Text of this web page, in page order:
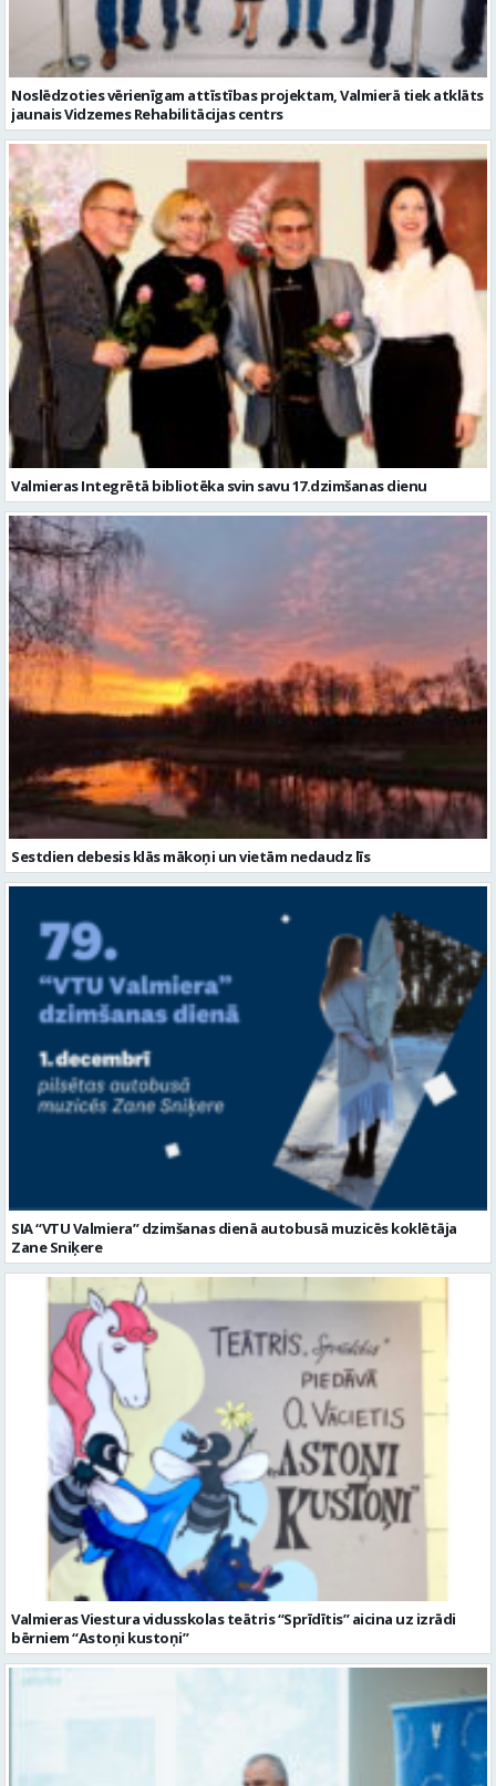
Noslēdzoties vērienīgam attīstības projektam, Valmierā tiek atklāts
jaunais Vidzemes Rehabilitācijas centrs
Valmieras Integrētā bibliotēka svin savu 17.dzimšanas dienu
Sestdien debesis klās mākoņi un vietām nedaudz līs
SIA “VTU Valmiera” dzimšanas dienā autobusā muzicēs koklētāja
Zane Sniķere
Valmieras Viestura vidusskolas teātris “Sprīdītis” aicina uz izrādi
bērniem “Astoņi kustoņi”